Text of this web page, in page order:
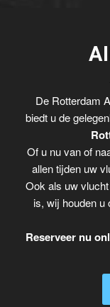
De Rotterdam
biedt u de
Of u nu van of
allen tijden uw
Ook als uw
is, wij houden u
Reserveer nu